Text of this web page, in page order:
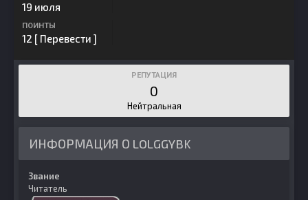
19 июля
ПОИНТЫ
12 [ Перевести ]
РЕПУТАЦИЯ
0
Нейтральная
ИНФОРМАЦИЯ О LOLGGYBK
Звание
Читатель